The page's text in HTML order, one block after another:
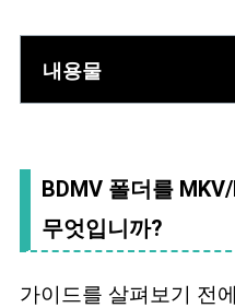
내용물
BDMV 폴더를
무엇입니까?
가이드를 살펴보기 전